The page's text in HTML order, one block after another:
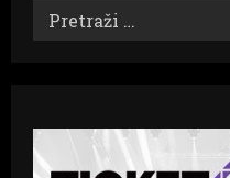
Pretraži: